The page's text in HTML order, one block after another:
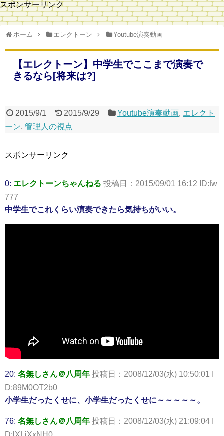
スポンサーリンク
ホーム エレクトーン Youtube演奏動画
【エレクトーン】中学生でここまで演奏で
きるなら[将来は?]
2015/9/1 2015/9/29 Youtube演奏動画, エレクト
ーン, 管理人の視点
スポンサーリンク
0: エレクトーンちゃんねる 投稿日：2015/09/01 16:12 ID:fw
777
中学生でこれくらい演奏できたら気持ちがいい。
20: 名無しさん＠八周年 投稿日：2008/12/03(水) 10:50:01 I
D:89M0OT2b0
小学生だったくせに、小学生だったくせに～～～～～。
76: 名無しさん＠八周年 投稿日：2008/12/03(水) 21:09:04 I